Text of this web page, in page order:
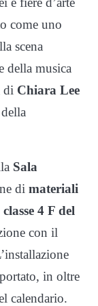
come uno
scena
della musica
di Chiara Lee
Sala
di materiali
4 F del
con il
in oltre
calendario.